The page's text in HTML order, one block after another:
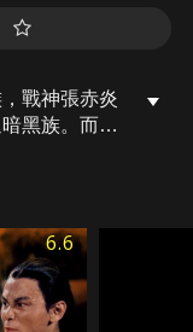
戰神張赤炎
黑族。而
6.6